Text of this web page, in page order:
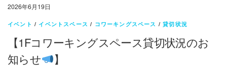
2026年6月19日
イベント /イベントスペース / コワーキングスペース /貸切状況
【1Fコワーキングスペース貸切状況のお
知らせ
】